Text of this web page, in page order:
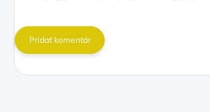
Pridať komentár